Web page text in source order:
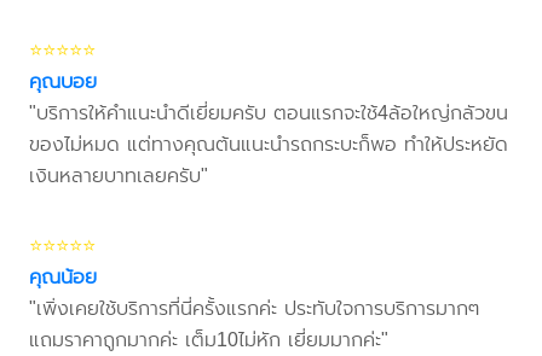
⭐⭐⭐⭐⭐
คุณบอย
"บริการให้คำแนะนำดีเยี่ยมครับ ตอนแรกจะใช้4ล้อใหญ่กลัวขน
ของไม่หมด แต่ทางคุณต้นแนะนำรถกระบะก็พอ ทำให้ประหยัด
เงินหลายบาทเลยครับ"
⭐⭐⭐⭐⭐
คุณน้อย
"เพิ่งเคยใช้บริการที่นี่ครั้งแรกค่ะ ประทับใจการบริการมากๆ
แถมราคาถูกมากค่ะ เต็ม10ไม่หัก เยี่ยมมากค่ะ"